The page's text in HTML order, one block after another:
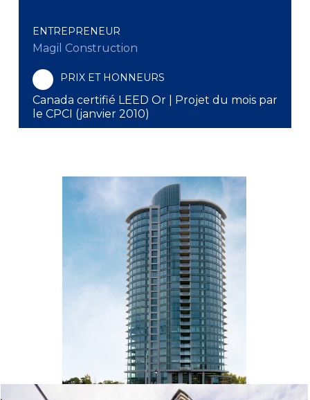
ENTREPRENEUR
Magil Construction
PRIX ET HONNEURS
Canada certifié LEED Or | Projet du mois par
le CPCI (janvier 2010)